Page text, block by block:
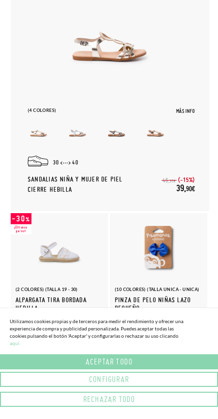
(4 COLORES) MÁS INFO
30 40
SANDALIAS NIÑA Y MUJER DE PIEL
CIERRE HEBILLA
46,95€ (-15%)
39,90€
(2 COLORES) (TALLA 19 - 30)
ALPARGATA TIRA BORDADA
HEBILLA
29, 95€ (-30%)
20,96€
(10 COLORES) (TALLA UNICA - UNICA)
PINZA DE PELO NIÑAS LAZO
PEQUEÑO
4,50€
4,05€
Utilizamos cookies propias y de terceros para medir el rendimiento y ofrecer una
experiencia de compra y publicidad personalizada. Puedes aceptar todas las
cookies pulsando el botón 'Aceptar' y configurarlas o rechazar su uso clicando
aqui.
ACEPTAR TODO
CONFIGURAR
RECHAZAR TODO